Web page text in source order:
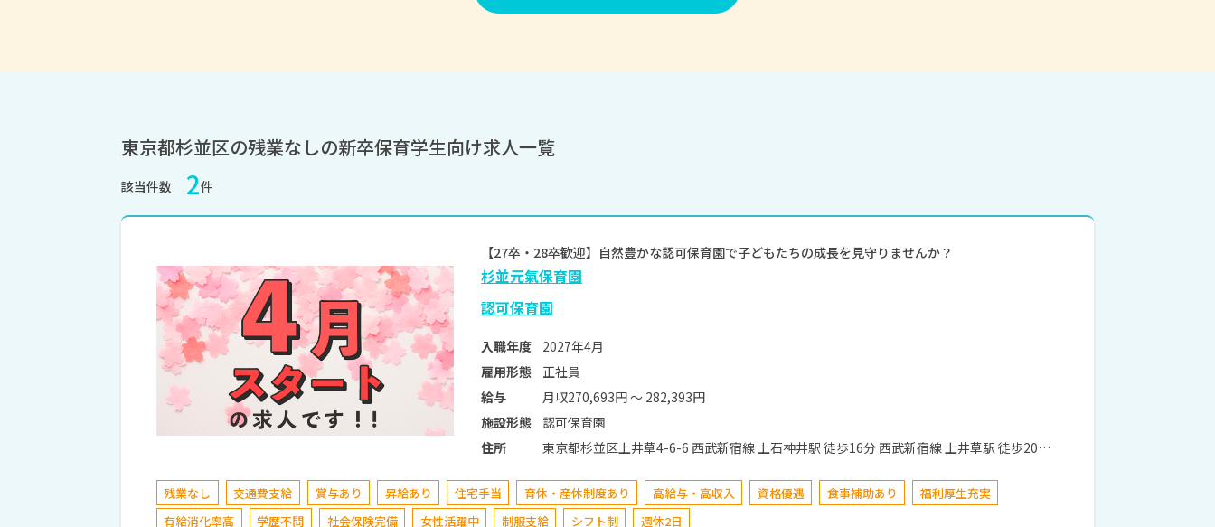
東京都杉並区の残業なしの新卒保育学生向け求人一覧
該当件数 2件
【27卒・28卒歓迎】自然豊かな認可保育園で子どもたちの成長を見守りませんか？
杉並元氣保育園
認可保育園
入職年度
2027年4月
雇用形態
正社員
給与
月収270,693円 〜 282,393円
施設形態
認可保育園
住所
東京都杉並区上井草4-6-6 西武新宿線 上石神井駅 徒歩16分 西武新宿線 上井草駅 徒歩20分
残業なし 交通費支給 賞与あり 昇給あり 住宅手当 育休・産休制度あり 高給与・高収入 資格優遇 食事補助あり
福利厚生充実
有給消化率高
学歴不問 社会保険完備 女性活躍中 制服支給 シフト制 週休2日